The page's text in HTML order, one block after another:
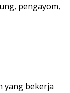
pengayom,
yang bekerja